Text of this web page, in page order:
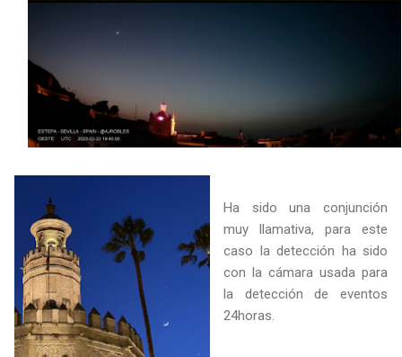
Ha sido una conjunción
muy llamativa, para este
caso la detección ha sido
con la cámara usada para
la detección de eventos
24horas.